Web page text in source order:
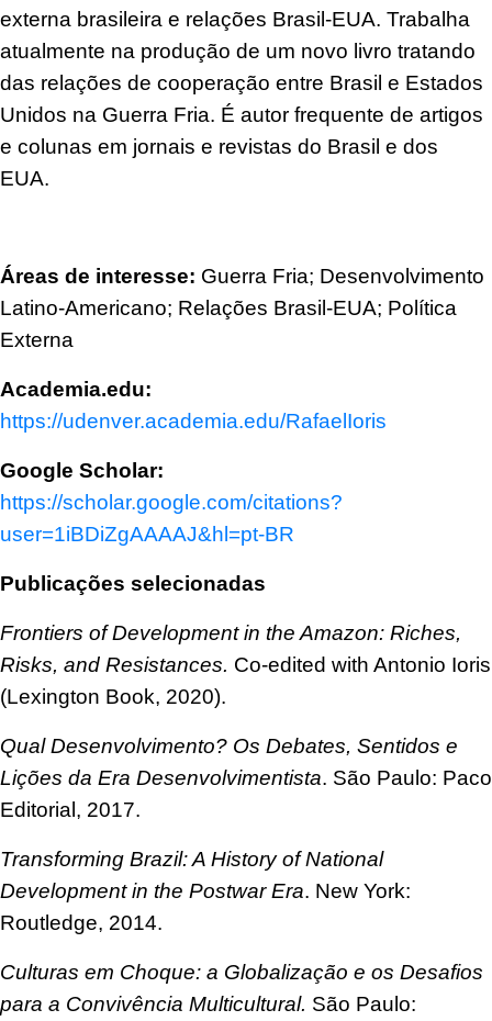
externa brasileira e relações Brasil-EUA. Trabalha
atualmente na produção de um novo livro tratando
das relações de cooperação entre Brasil e Estados
Unidos na Guerra Fria. É autor frequente de artigos
e colunas em jornais e revistas do Brasil e dos
EUA.
Áreas de interesse: Guerra Fria; Desenvolvimento
Latino-Americano; Relações Brasil-EUA; Política
Externa
Academia.edu:
https://udenver.academia.edu/RafaelIoris
Google Scholar:
https://scholar.google.com/citations?
user=1iBDiZgAAAAJ&hl=pt-BR
Publicações selecionadas
Frontiers of Development in the Amazon: Riches,
Risks, and Resistances. Co-edited with Antonio Ioris
(Lexington Book, 2020).
Qual Desenvolvimento? Os Debates, Sentidos e
Lições da Era Desenvolvimentista. São Paulo: Paco
Editorial, 2017.
Transforming Brazil: A History of National
Development in the Postwar Era. New York:
Routledge, 2014.
Culturas em Choque: a Globalização e os Desafios
para a Convivência Multicultural. São Paulo: